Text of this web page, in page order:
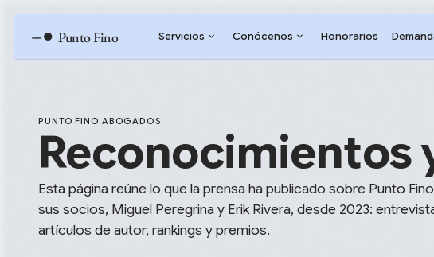
–● Punto Fino Servicios Conócenos Honorarios
PUNTO FINO ABOGADOS
Reconocimientos
Esta página reúne lo que la prensa ha publicado sobre Punto
sus socios, Miguel Peregrina y Erik Rivera, desde 2023:
artículos de autor, rankings y premios.